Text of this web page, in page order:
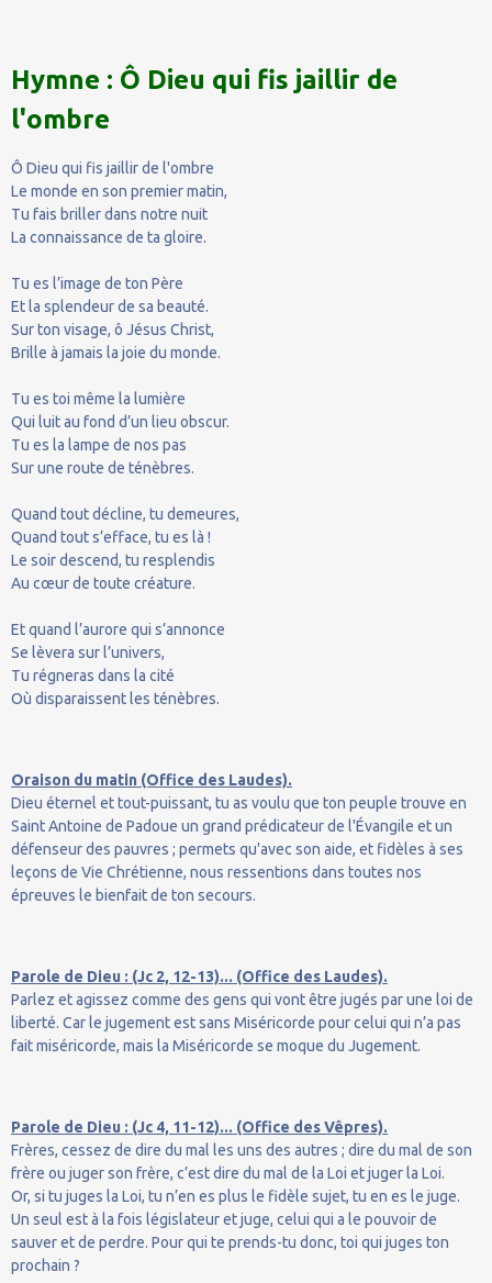
Hymne : Ô Dieu qui fis jaillir de
l'ombre
Ô Dieu qui fis jaillir de l'ombre
Le monde en son premier matin,
Tu fais briller dans notre nuit
La connaissance de ta gloire.
Tu es l’image de ton Père
Et la splendeur de sa beauté.
Sur ton visage, ô Jésus Christ,
Brille à jamais la joie du monde.
Tu es toi même la lumière
Qui luit au fond d’un lieu obscur.
Tu es la lampe de nos pas
Sur une route de ténèbres.
Quand tout décline, tu demeures,
Quand tout s’efface, tu es là !
Le soir descend, tu resplendis
Au cœur de toute créature.
Et quand l’aurore qui s’annonce
Se lèvera sur l’univers,
Tu régneras dans la cité
Où disparaissent les ténèbres.
Oraison du matin (Office des Laudes).
Dieu éternel et tout-puissant, tu as voulu que ton peuple trouve en
Saint Antoine de Padoue un grand prédicateur de l'Évangile et un
défenseur des pauvres ; permets qu'avec son aide, et fidèles à ses
leçons de Vie Chrétienne, nous ressentions dans toutes nos
épreuves le bienfait de ton secours.
Parole de Dieu : (Jc 2, 12-13)... (Office des Laudes).
Parlez et agissez comme des gens qui vont être jugés par une loi de
liberté. Car le jugement est sans Miséricorde pour celui qui n’a pas
fait miséricorde, mais la Miséricorde se moque du Jugement.
Parole de Dieu : (Jc 4, 11-12)... (Office des Vêpres).
Frères, cessez de dire du mal les uns des autres ; dire du mal de son
frère ou juger son frère, c’est dire du mal de la Loi et juger la Loi.
Or, si tu juges la Loi, tu n’en es plus le fidèle sujet, tu en es le juge.
Un seul est à la fois législateur et juge, celui qui a le pouvoir de
sauver et de perdre. Pour qui te prends-tu donc, toi qui juges ton
prochain ?